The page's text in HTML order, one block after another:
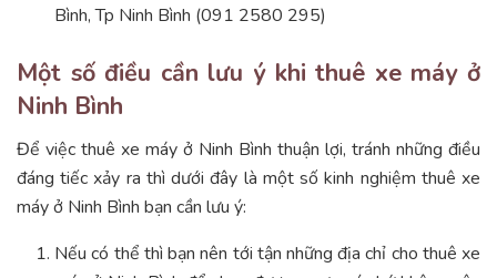
Bình, Tp Ninh Bình (091 2580 295)
Một số điều cần lưu ý khi thuê xe máy ở
Ninh Bình
Để việc thuê xe máy ở Ninh Bình thuận lợi, tránh những điều
đáng tiếc xảy ra thì dưới đây là một số kinh nghiệm thuê xe
máy ở Ninh Bình bạn cần lưu ý:
Nếu có thể thì bạn nên tới tận những địa chỉ cho thuê xe